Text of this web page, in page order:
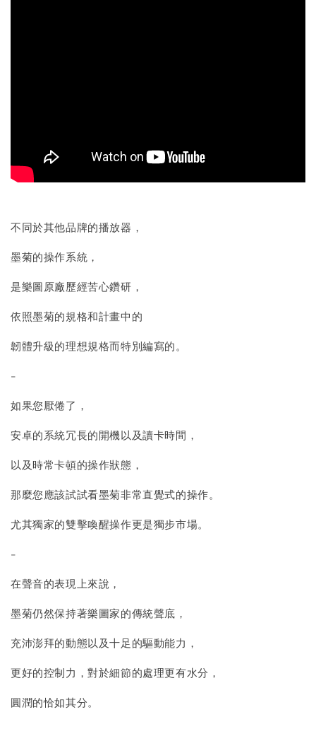
不同於其他品牌的播放器，
墨菊的操作系統，
是樂圖原廠歷經苦心鑽研，
依照墨菊的規格和計畫中的
韌體升級的理想規格而特別編寫的。
-
如果您厭倦了，
安卓的系統冗長的開機以及讀卡時間，
以及時常卡頓的操作狀態，
那麼您應該試試看墨菊非常直覺式的操作。
尤其獨家的雙擊喚醒操作更是獨步市場。
-
在聲音的表現上來說，
墨菊仍然保持著樂圖家的傳統聲底，
充沛澎拜的動態以及十足的驅動能力，
更好的控制力，對於細節的處理更有水分，
圓潤的恰如其分。